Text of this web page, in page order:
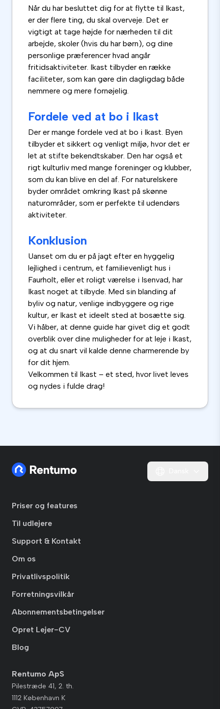
Når du har besluttet dig for at flytte til Ikast,
er der flere ting, du skal overveje. Det er
vigtigt at tage højde for nærheden til dit
arbejde, skoler (hvis du har børn), og dine
personlige præferencer hvad angår
fritidsaktiviteter. Ikast tilbyder en række
faciliteter, som kan gøre din dagligdag både
nemmere og mere fornøjelig.
Fordele ved at bo i Ikast
Der er mange fordele ved at bo i Ikast. Byen
tilbyder et sikkert og venligt miljø, hvor det er
let at stifte bekendtskaber. Den har også et
rigt kulturliv med mange foreninger og klubber,
som du kan blive en del af. For naturelskere
byder området omkring Ikast på skønne
naturområder, som er perfekte til udendørs
aktiviteter.
Konklusion
Uanset om du er på jagt efter en hyggelig
lejlighed i centrum, et familievenligt hus i
Faurholt, eller et roligt værelse i Isenvad, har
Ikast noget at tilbyde. Med sin blanding af
byliv og natur, venlige indbyggere og rige
kultur, er Ikast et ideelt sted at bosætte sig.
Vi håber, at denne guide har givet dig et godt
overblik over dine muligheder for at leje i Ikast,
og at du snart vil kalde denne charmerende by
for dit hjem.
Velkommen til Ikast – et sted, hvor livet leves
og nydes i fulde drag!
Priser og features
Til udlejere
Support & Kontakt
Om os
Privatlivspolitik
Forretningsvilkår
Abonnementsbetingelser
Opret Lejer-CV
Blog
Rentumo ApS
Pilestræde 41, 2. th.
1112 København K